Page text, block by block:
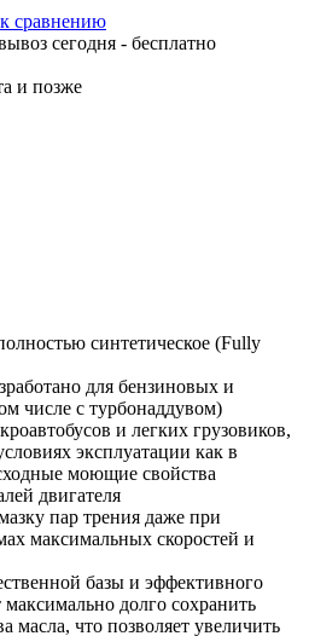
сравнению
сегодня - бесплатно
и позже
синтетическое (Fully
для бензиновых и
числе с турбонаддувом)
и легких грузовиков,
эксплуатации как в
моющие свойства
двигателя
пар трения даже при
максимальных скоростей и
базы и эффективного
максимально долго сохранить
масла, что позволяет увеличить